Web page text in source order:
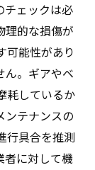
チェックは必
理的な損傷が
可能性があり
ん。ギアやベ
耗しているか
ンテナンスの
行具合を推測
者に対して機